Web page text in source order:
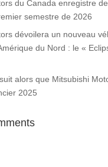
du Canada enregistre
semestre de 2026
dévoilera un nouveau
du Nord : le «
alors que Mitsubishi
2025